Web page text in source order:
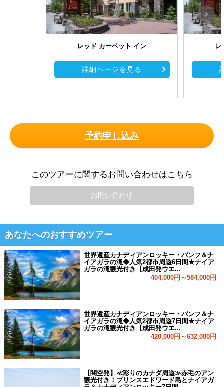
レッド カーペット イン
詳細ページを見る
レ
予約申し込み
このツアーに関するお問い合わせはこちら
お問い合わせ
あなたへのおすすめツアー
世界遺産カナディアンロッキー・バンフ＆ナ
イアガラの滝◆人気2都市周遊6日間★ナイア
ガラの滝観光付き【成田発ウエ...
404,000円～584,000円
世界遺産カナディアンロッキー・バンフ＆ナ
イアガラの滝◆人気2都市周遊7日間★ナイア
ガラの滝観光付き【成田発ウエ...
420,000円～632,000円
【関空発】≪彩りのカナダ周遊≫赤毛のアン
観光付き！プリンスエドワード島とナイアガ